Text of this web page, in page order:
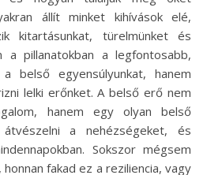
állít minket kihívások elé,
kitartásunkat, türelmünket és
a pillanatokban a legfontosabb,
belső egyensúlyunkat, hanem
lelki erőnket. A belső erő nem
hanem egy olyan belső
a nehézségeket, és
Sokszor mégsem
fakad ez a reziliencia, vagy